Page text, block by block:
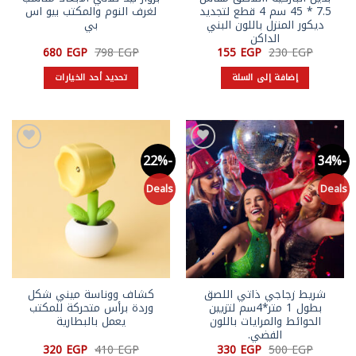
7.5 * 45 سم 4 قطع لتجديد
ديكور المنزل باللون البني
الداكن
230EGP السعر
الأصلي
هو:
230 EGP.
155 EGP
إضافة إلى السلة
لغرف النوم والمكتب بيو اس
بي
798EGP السعر
الأصلي
هو:
798 EGP.
680 EGP السعر
تحديد أحد الخيارات
الأشكال
المختلفة
لهذا
المنتج.
يمكن
اختيار
الخيارات
على
صفحة
المنتج
-34%
Deals
Add to
wishlist
شريط زجاجي ذاتي اللصق
بطول 1 متر*4سم لتزيين
الحوائط والمرايات باللون
الفضي.
500EGP السعر330 EGP السعر
-22%
Deals
كشاف ووناسة ميني شكل
وردة برأس متحركة للمكتب
يعمل بالبطارية
410EGP السعر320 EGP السعر